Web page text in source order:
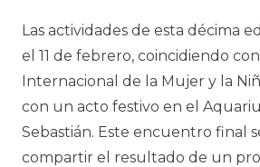
Las actividades de esta décima
el 11 de febrero, coincidiendo
Internacional de la Mujer y la
con un acto festivo en el
Sebastián. Este encuentro final
compartir el resultado de un